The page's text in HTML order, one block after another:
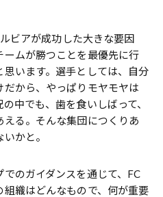
ビアが成功した大きな要因
ームが勝つことを最優先に行
います。選手としては、自分
から、やっぱりモヤモヤは
中でも、歯を食いしばって、
る。そんな集団につくりあ
かと。
のガイダンスを通じて、FC
織はどんなもので、何が重要